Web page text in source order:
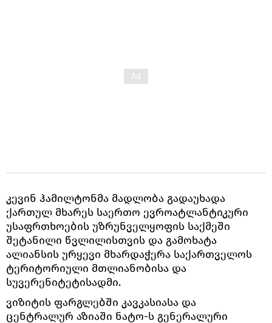
კევინ ჰამილტონმა მადლობა გადაუხადა
ქართულ მხარეს საერთო ევროატლანტიკური
უსაფრთხოების უზრუნველყოფის საქმეში
შეტანილი წვლილისთვის და გამოხატა
ალიანსის ურყევი მხარდაჭერა საქართველოს
ტერიტორიული მთლიანობისა და
სუვერენიტეტისადმი.
ვიზიტის ფარგლებში კავკასიასა და
ცენტრალურ აზიაში ნატო-ს გენერალური